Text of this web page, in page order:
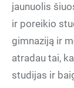
jaunuolis
ir poreikio
gimnaziją ir
atradau tai,
studijas ir